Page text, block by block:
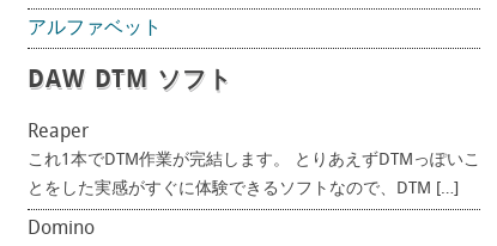
アルファベット
DAW DTM ソフト
Reaper
これ1本でDTM作業が完結します。 とりあえずDTMっぽいこ
とをした実感がすぐに体験できるソフトなので、DTM […]
Domino